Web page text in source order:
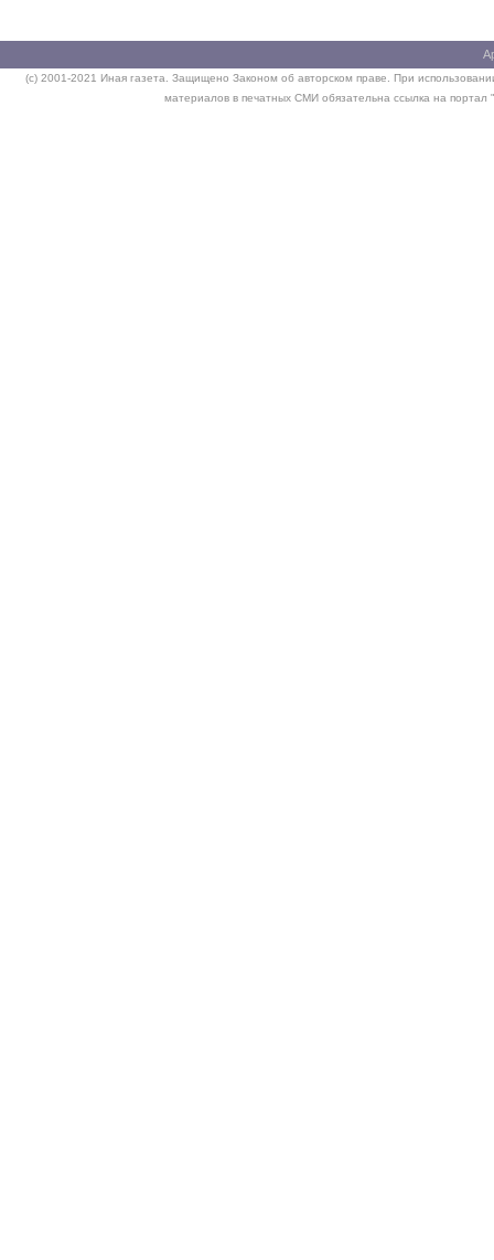
(c) 2001-2021 Иная газета. Защищено Законом об авторском праве. При
материалов в печатных СМИ обязательна ссылка на